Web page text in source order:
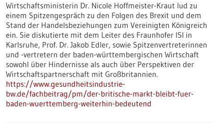
Wirtschaftsministerin Dr. Nicole Hoffmeister-Kraut lud zu
einem Spitzengespräch zu den Folgen des Brexit und dem
Stand der Handelsbeziehungen zum Vereinigten Königreich
ein. Sie diskutierte mit dem Leiter des Fraunhofer ISI in
Karlsruhe, Prof. Dr. Jakob Edler, sowie Spitzenvertreterinnen
und -vertretern der baden-württembergischen Wirtschaft
sowohl über Hindernisse als auch über Perspektiven der
Wirtschaftspartnerschaft mit Großbritannien.
https://www.gesundheitsindustrie-
bw.de/fachbeitrag/pm/der-britische-markt-bleibt-fuer-
baden-wuerttemberg-weiterhin-bedeutend